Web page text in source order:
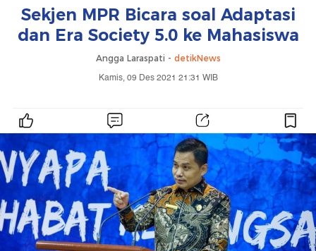
Sekjen MPR Bicara soal Adaptasi
dan Era Society 5.0 ke Mahasiswa
Angga Laraspati - detikNews
Kamis, 09 Des 2021 21:31 WIB